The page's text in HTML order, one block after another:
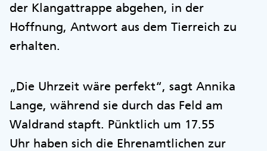
der Klangattrappe abgehen, in der
Hoffnung, Antwort aus dem Tierreich zu
erhalten.
„Die Uhrzeit wäre perfekt“, sagt Annika
Lange, während sie durch das Feld am
Waldrand stapft. Pünktlich um 17.55
Uhr haben sich die Ehrenamtlichen zur